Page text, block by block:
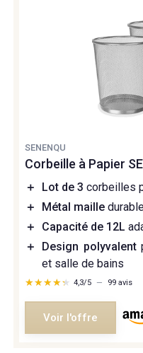
SENENQU
Corbeille à Papier
＋ Lot de 3 corbeilles
＋
Métal maille
＋
Capacité de 12L
＋
Design polyvalent
et salle de bains
★★★★★
★★★★★ 4,3/5 — 99 avis
Voir l'offre